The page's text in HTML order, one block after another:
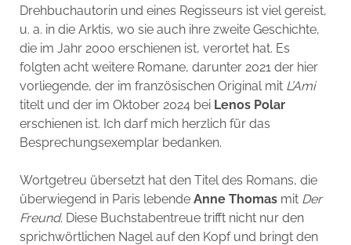
Drehbuchautorin und eines Regisseurs ist viel gereist,
u. a. in die Arktis, wo sie auch ihre zweite Geschichte,
die im Jahr 2000 erschienen ist, verortet hat. Es
folgten acht weitere Romane, darunter 2021 der hier
vorliegende, der im französischen Original mit L’Ami
titelt und der im Oktober 2024 bei Lenos Polar
erschienen ist. Ich darf mich herzlich für das
Besprechungsexemplar bedanken.
Wortgetreu übersetzt hat den Titel des Romans, die
überwiegend in Paris lebende Anne Thomasmit Der
Freund. Diese Buchstabentreue trifft nicht nur den
sprichwörtlichen Nagel auf den Kopf und bringt den